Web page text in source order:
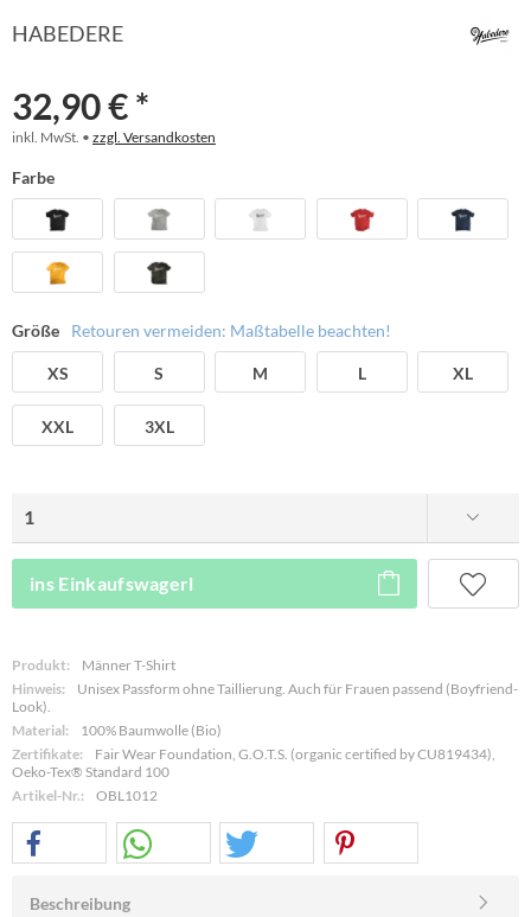
HABEDERE
32,90 € *
inkl. MwSt. • zzgl. Versandkosten
Farbe
Größe Retouren vermeiden: Maßtabelle beachten!
XS S M L XL
XXL 3XL
ins Einkaufswagerl
Produkt:
Männer T-Shirt
Hinweis:
Unisex Passform ohne Taillierung. Auch für Frauen passend (Boyfriend-
Look).
Material:
100% Baumwolle (Bio)
Zertifikate:
Fair Wear Foundation, G.O.T.S. (organic certified by CU819434),
Oeko-Tex® Standard 100
Artikel-Nr.:
OBL1012
Beschreibung